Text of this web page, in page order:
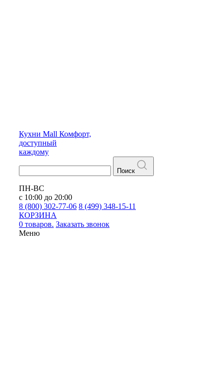
Кухни Mall Комфорт,
доступный
каждому
Поиск
ПН-ВС
с 10:00 до 20:00
8 (800) 302-77-06 8 (499) 348-15-11
КОРЗИНА
0 товаров. Заказать звонок
Меню